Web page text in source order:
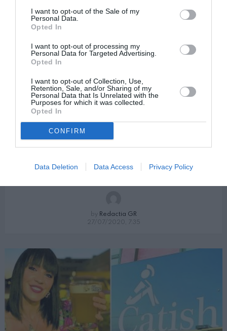
I want to opt-out of the Sale of my
Personal Data.
Opted In
I want to opt-out of processing my
Personal Data for Targeted Advertising.
Opted In
I want to opt-out of Collection, Use,
Retention, Sale, and/or Sharing of my
Personal Data that Is Unrelated with the
Purposes for which it was collected.
Opted In
CONFIRM
Data Deletion Data Access Privacy Policy
Ofertă de nerefuzat pentru diaspora: locuri
pe listele ecologiştilor la locale şi
parlamentare. “Vă aşteptăm acasă”
Este un apel sincer şi plin de adevăr, este crezul meu, este convingerea
mea despre cum ar trebui să se implice diaspora în politica
românească. Ne dorim unitate naţională şi implicare în regăsirea
românesc, care vin doar din Biserica conservatoare a moşilor şi
by Redactia GR
27/07/2020, 7:35